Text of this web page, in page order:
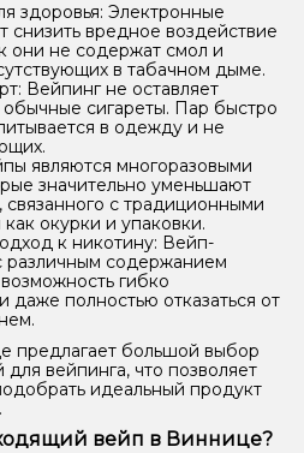
здоровья: Электронные
снизить вредное воздействие
они не содержат смол и
в табачном дыме.
Вейпинг не оставляет
обычные сигареты. Пар быстро
в одежду и не
являются многоразовыми
значительно уменьшают
связанного с традиционными
окурки и упаковки.
к никотину: Вейп-
различным содержанием
гибко
даже полностью отказаться от
предлагает большой выбор
вейпинга, что позволяет
идеальный продукт
вейп в Виннице?